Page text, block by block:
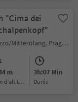
"Cima dei
Valdaora di Mezzo/Mitterolang, Prags/Braies, Dolomites Region 3 Zinnen
m
d'altitude
3h:07 Min
durée